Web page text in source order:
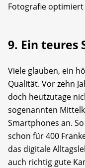
Fotografie optimiert
9. Ein teures
Viele glauben, ein
Qualität. Vor zehn
doch heutzutage
sogenannten
Smartphones an.
schon für 400
das digitale
auch richtig gute